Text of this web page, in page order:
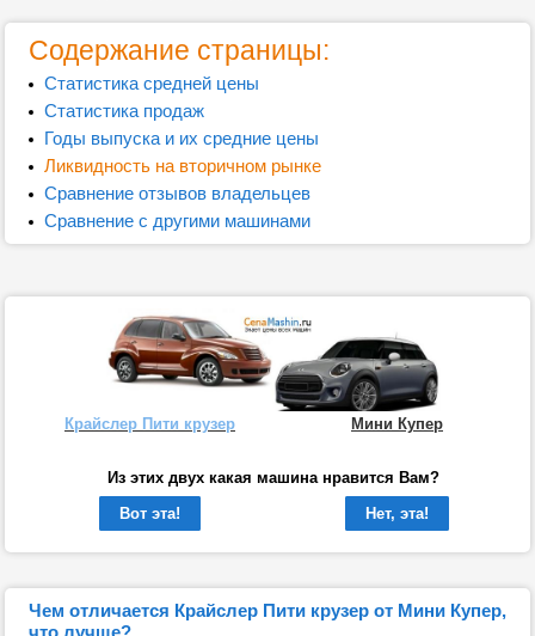
Содержание страницы:
Статистика средней цены
Статистика продаж
Годы выпуска и их средние цены
Ликвидность на вторичном рынке
Сравнение отзывов владельцев
Сравнение с другими машинами
Крайслер Пити крузер Мини Купер
Из этих двух какая машина нравится Вам?
Вот эта!
Нет, эта!
Чем отличается Крайслер Пити крузер от Мини Купер,
что лучше?